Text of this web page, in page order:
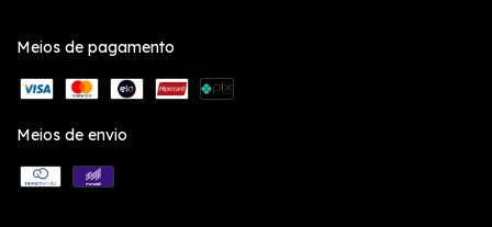
Meios de pagamento
Meios de envio